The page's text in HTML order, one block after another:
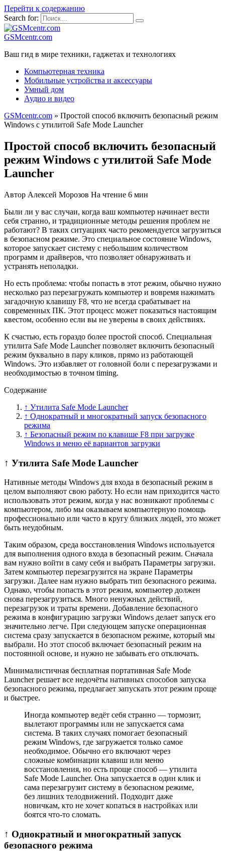
Перейти к содержанию
Search for:
GSMcentr.com
Ваш гид в мире техники, гаджетах и технологиях
Компьютерная техника
Мобильные устройства и аксессуары
Умный дом
Аудио и видео
GSMcentr.com » Простой способ включить безопасный режим
Windows с утилитой Safe Mode Launcher
Простой способ включить безопасный
режим Windows с утилитой Safe Mode
Launcher
Автор Алексей Морозов На чтение 6 мин
Были ли у вас случаи, когда ваш компьютер начинает вести
себя странно, и традиционные методы решения проблем не
работают? В таких ситуациях часто рекомендуется загрузиться
в безопасном режиме. Это специальное состояние Windows,
которое запускает систему с небольшим количеством
программ и драйверов, что позволяет обнаруживать и
устранять неполадки.
Но есть проблема: чтобы попасть в этот режим, обычно нужно
несколько раз перезагружать компьютер и вовремя нажимать
загадочную клавишу F8, что не всегда срабатывает на
современных ПК. Этот процесс может показаться настоящим
квестом, особенно если вы не уверены в своих действиях.
К счастью, есть гораздо более простой способ. Специальная
утилита Safe Mode Launcher позволяет включить безопасный
режим буквально в пару кликов, прямо из работающей
Windows. Это избавляет от головной боли с перезагрузками и
необходимостью в точном timing.
Содержание
↑ Утилита Safe Mode Launcher
↑ Однократный и многократный запуск безопасного
режима
↑ Безопасный режим по клавише F8 при загрузке
Windows и меню её вариантов загрузки
↑ Утилита Safe Mode Launcher
Нативные методы Windows для входа в безопасный режим в
целом выполняют свою работу. Но если нам приходится часто
использовать этот режим, когда у нас возникают проблемы с
компьютером, либо мы оказываем компьютерную помощь
профессионально или часто в кругу близких людей, это может
быть неудобным.
Таким образом, среда восстановления Windows используется
для выполнения одного входа в безопасный режим. Сначала
вам нужно войти в саму себя и выбрать Параметры загрузки.
Затем компьютер перезагрузится на экране Параметры
загрузки. Далее нам нужно выбрать тип безопасного режима.
Однако, чтобы попасть в этот режим, компьютер должен
снова перезагрузиться. Много ненужных действий,
перезагрузок и траты времени. Добавление безопасного
режима в конфигурацию загрузки Windows делает запуск его
значительно легче. При следующем запуске операционная
система сразу запускается в безопасном режиме, который мы
выбрали. Но этот способ включает безопасный режим на
постоянной основе, и нужно не забывать его отключать.
Минималистичная бесплатная портативная Safe Mode
Launcher решает все недочёты нативных способов запуска
безопасного режима, предлагает запускать этот режим проще
и быстрее.
Иногда компьютер ведёт себя странно — тормозит,
вылетают программы или не запускается сама
система. В таких случаях помогает безопасный
режим Windows, где загружается только самое
необходимое. Обычно его включают через
сложные комбинации клавиш или меню
восстановления, но есть проще способ — утилита
Safe Mode Launcher. Она запускается в один клик и
сама перезагрузит систему в безопасном режиме,
без лишних телодвижений. Подходит даже
новичкам, кто не хочет копаться в настройках или
боятся что-то сломать.
↑ Однократный и многократный запуск
безопасного режима